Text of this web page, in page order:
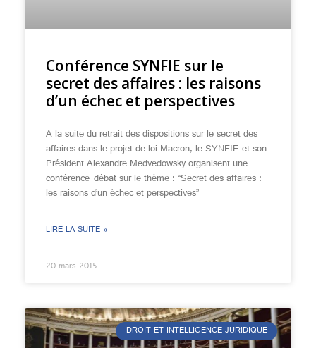
Conférence SYNFIE sur le
secret des affaires : les raisons
d’un échec et perspectives
A la suite du retrait des dispositions sur le secret des
affaires dans le projet de loi Macron, le SYNFIE et son
Président Alexandre Medvedowsky organisent une
conférence-débat sur le thème : “Secret des affaires :
les raisons d’un échec et perspectives”
LIRE LA SUITE »
20 mars 2015
DROIT ET INTELLIGENCE JURIDIQUE